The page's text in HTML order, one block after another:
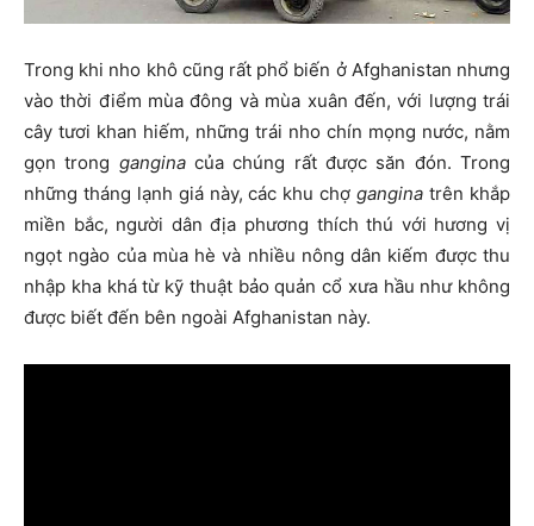
Trong khi nho khô cũng rất phổ biến ở Afghanistan nhưng
vào thời điểm mùa đông và mùa xuân đến, với lượng trái
cây tươi khan hiếm, những trái nho chín mọng nước, nằm
gọn trong ganginacủa chúng rất được săn đón. Trong
những tháng lạnh giá này, các khu chợgangina trên khắp
miền bắc, người dân địa phương thích thú với hương vị
ngọt ngào của mùa hè và nhiều nông dân kiếm được thu
nhập kha khá từ kỹ thuật bảo quản cổ xưa hầu như không
được biết đến bên ngoài Afghanistan này.